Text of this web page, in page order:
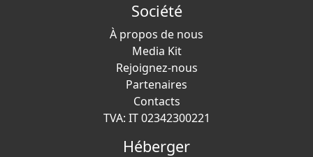
Société
À propos de nous
Media Kit
Rejoignez-nous
Partenaires
Contacts
TVA: IT 02342300221
Héberger